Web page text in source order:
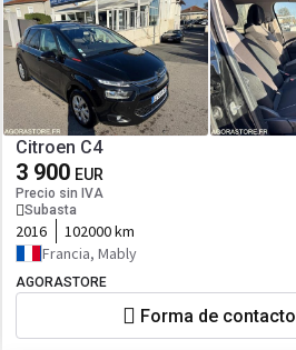
Citroen C4
3 900 EUR
Precio sin IVA
Subasta
2016
102000 km
Francia, Mably
AGORASTORE
Forma de contacto